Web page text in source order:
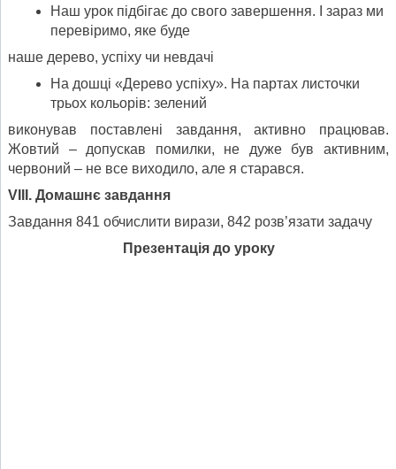
Наш урок підбігає до свого завершення. І зараз ми
перевіримо, яке буде
наше дерево, успіху чи невдачі
На дошці «Дерево успіху». На партах листочки
трьох кольорів: зелений
виконував поставлені завдання, активно працював.
Жовтий – допускав помилки, не дуже був активним,
червоний – не все виходило, але я старався.
VIII. Домашнє завдання
Завдання 841 обчислити вирази, 842 розв’язати задачу
Презентація до уроку